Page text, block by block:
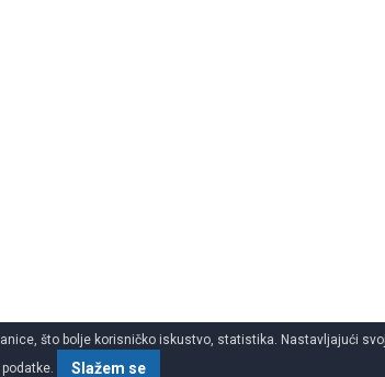
što bolje korisničko iskustvo, statistika. Nastavljajući
podatke. Slažem se